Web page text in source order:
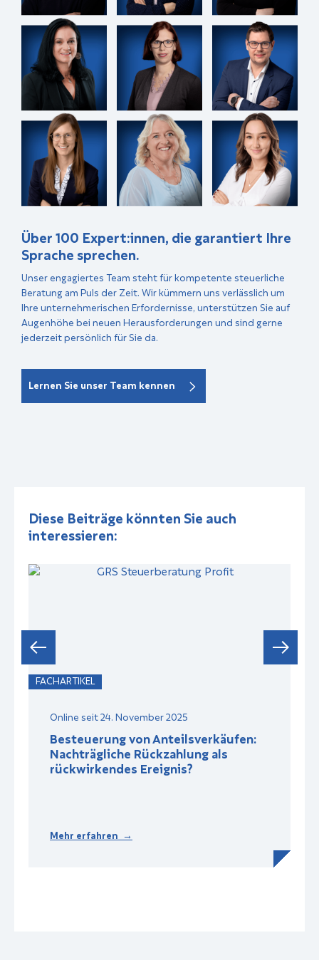
Über 100 Expert:innen, die garantiert Ihre
Sprache sprechen.
Unser engagiertes Team steht für kompetente steuerliche
Beratung am Puls der Zeit. Wir kümmern uns verlässlich um
Ihre unternehmerischen Erfordernisse, unterstützen Sie auf
Augenhöhe bei neuen Herausforderungen und sind gerne
jederzeit persönlich für Sie da.
Lernen Sie unser Team kennen
Diese Beiträge könnten Sie auch
interessieren:
FACHARTIKEL
Online seit 24. November 2025
Besteuerung von Anteilsverkäufen:
Nachträgliche Rückzahlung als
rückwirkendes Ereignis?
Mehr erfahren →